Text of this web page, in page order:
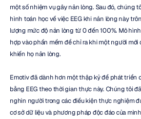
một số nhiệm vụ gây nản lòng. Sau đó, chúng
hình toán học về việc EEG khi nản lòng này
lượng mức độ nản lòng từ 0 đến 100%. Mô
hợp vào phần mềm để chỉ ra khi một người mới
khiến họ nản lòng.
Emotiv đã dành hơn một thập kỷ để phát triển
bằng EEG theo thời gian thực này. Chúng tôi
nghìn người trong các điều kiện thực nghiệm
cơ sở dữ liệu và phương pháp độc đáo của